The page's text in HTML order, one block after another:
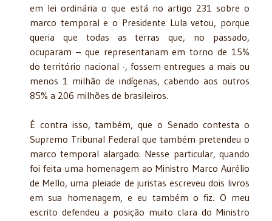
em lei ordinária o que está no artigo 231 sobre o
marco temporal e o Presidente Lula vetou, porque
queria que todas as terras que, no passado,
ocuparam – que representariam em torno de 15%
do território nacional -, fossem entregues a mais ou
menos 1 milhão de indígenas, cabendo aos outros
85% a 206 milhões de brasileiros.
É contra isso, também, que o Senado contesta o
Supremo Tribunal Federal que também pretendeu o
marco temporal alargado. Nesse particular, quando
foi feita uma homenagem ao Ministro Marco Aurélio
de Mello, uma pleiade de juristas escreveu dois livros
em sua homenagem, e eu também o fiz. O meu
escrito defendeu a posição muito clara do Ministro